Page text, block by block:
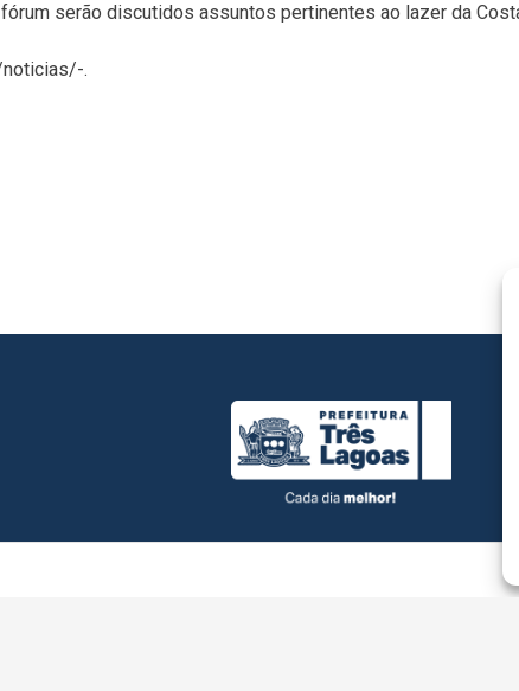
serão discutidos assuntos pertinentes ao lazer da
.